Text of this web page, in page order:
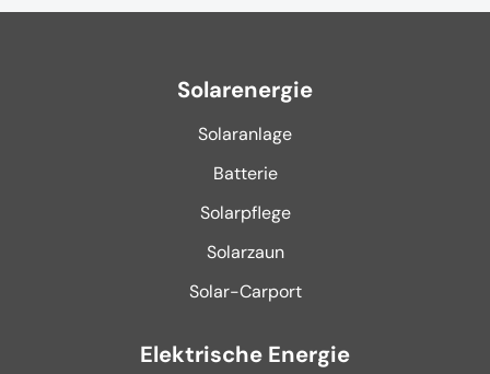
Solarenergie
Solaranlage
Batterie
Solarpflege
Solarzaun
Solar-Carport
Elektrische Energie